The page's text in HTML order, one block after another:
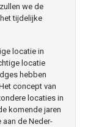
we de
tijdelijke
locatie in
locatie
hebben
concept van
locaties in
komende jaren
de Neder-